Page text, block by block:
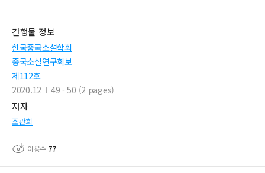
간행물 정보
한국중국소설학회
중국소설연구회보
제112호
2020.12
49 - 50 (2 pages)
저자
조관희
이용수 77